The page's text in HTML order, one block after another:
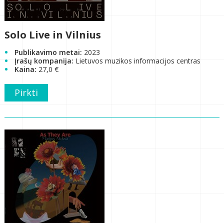
Solo Live in Vilnius
Publikavimo metai: 2023
Įrašų kompanija: Lietuvos muzikos informacijos centras
Kaina: 27,0 €
Pirkti